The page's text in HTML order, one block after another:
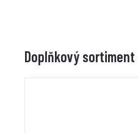
Doplňkový